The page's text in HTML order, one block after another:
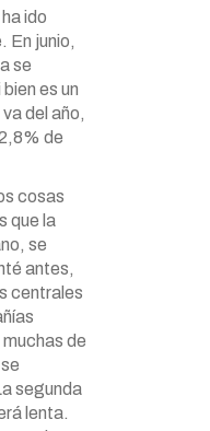
ido
En junio,
se
es un
del año,
de
cosas
que la
se
antes,
centrales
de
segunda
lenta.